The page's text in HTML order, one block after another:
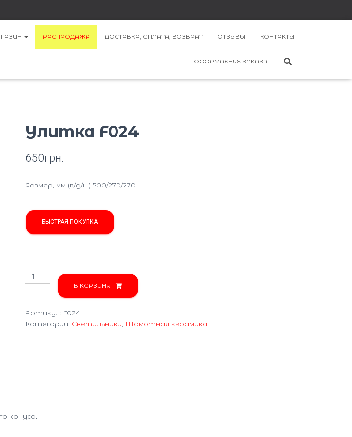
РАСПРОДАЖА ДОСТАВКА, ОПЛАТА, ВОЗВРАТ ОТЗЫВЫ КОНТАКТЫ
ОФОРМЛЕНИЕ ЗАКАЗА
Улитка F024
650грн.
Размер, мм (в/д/ш) 500/270/270
БЫСТРАЯ ПОКУПКА
Количество
товара
В КОРЗИНУ
Артикул: F024
Категории: Светильники, Шамотная керамика
конуса.